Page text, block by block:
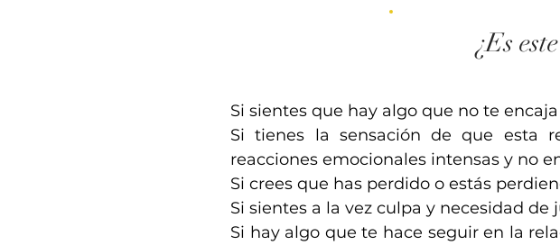
¿Es
Si sientes que hay algo que no te
Si tienes la sensación de que esta
reacciones emocionales intensas y no
Si crees que has perdido o estás
Si sientes a la vez culpa y necesidad de
Si hay algo que te hace seguir en la